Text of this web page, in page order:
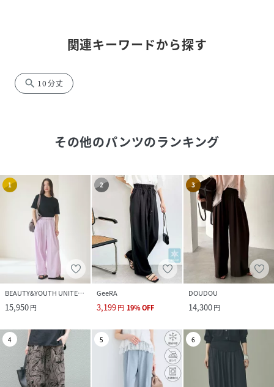
関連キーワードから探す
search 10分丈
その他のパンツのランキング
1
BEAUTY&YOUTH UNITED ARROWS
15,950円
2
GeeRA
3,199円 19%OFF
3
DOUDOU
14,300円
4 5 6